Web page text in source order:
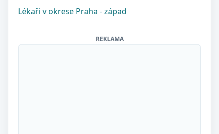
Lékaři v okrese Praha - západ
REKLAMA